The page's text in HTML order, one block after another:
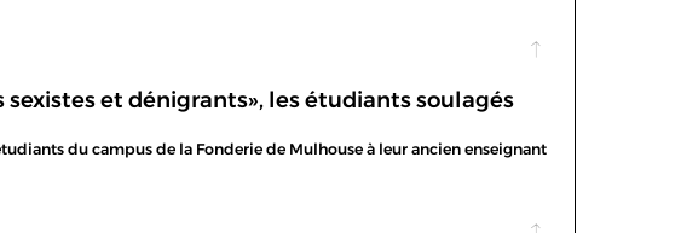
et dénigrants», les étudiants soulagés
du campus de la Fonderie de Mulhouse à leur ancien enseignant